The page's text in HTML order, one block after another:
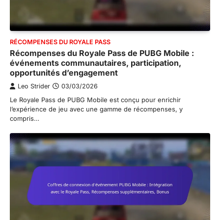
RÉCOMPENSES DU ROYALE PASS
Récompenses du Royale Pass de PUBG Mobile :
événements communautaires, participation,
opportunités d’engagement
Leo Strider 03/03/2026
Le Royale Pass de PUBG Mobile est conçu pour enrichir
l’expérience de jeu avec une gamme de récompenses, y
compris…